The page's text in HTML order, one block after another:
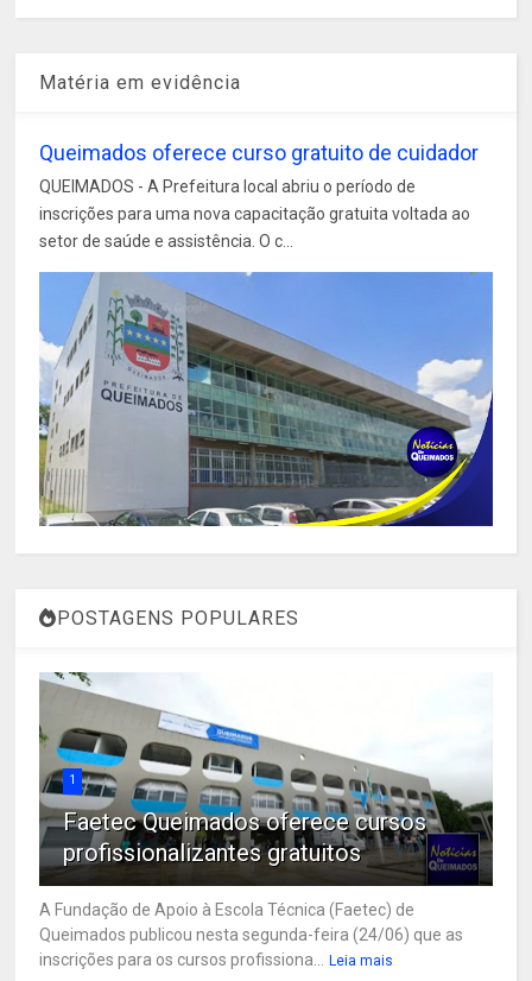
Matéria em evidência
Queimados oferece curso gratuito de cuidador
QUEIMADOS - A Prefeitura local abriu o período de
inscrições para uma nova capacitação gratuita voltada ao
setor de saúde e assistência. O c...
POSTAGENS POPULARES
1
Faetec Queimados oferece cursos
profissionalizantes gratuitos
A Fundação de Apoio à Escola Técnica (Faetec) de
Queimados publicou nesta segunda-feira (24/06) que as
inscrições para os cursos profissiona...
Leia mais